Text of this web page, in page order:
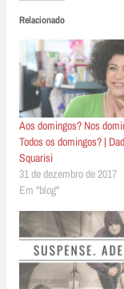
Relacionado
Aos domingos? Nos
Todos os domingos? | Dad
Squarisi
31 de dezembro de 2017
Em "blog"